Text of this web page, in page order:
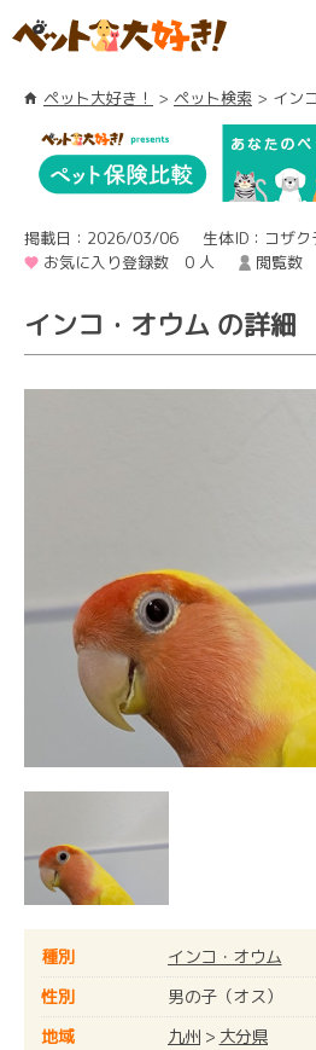
ペット大好き！ ペット検索 イン
掲載日：2026/03/06
生体ID：コザク
お気に入り登録数 0 人
閲覧数
インコ・オウム の詳細
種別
インコ・オウム
性別
男の子（オス）
地域
九州 > 大分県